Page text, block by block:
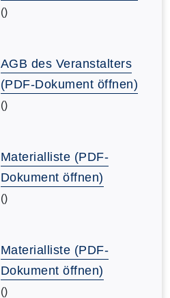
()
AGB des Veranstalters
(PDF-Dokument öffnen)
()
Materialliste (PDF-
Dokument öffnen)
()
Materialliste (PDF-
Dokument öffnen)
()